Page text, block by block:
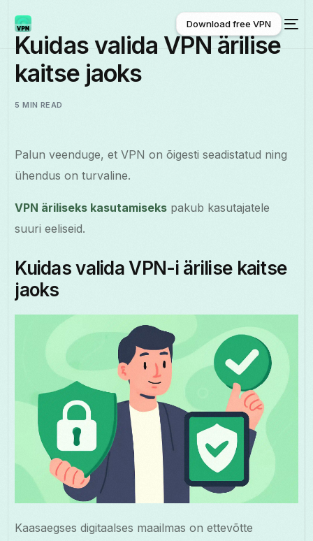
Download free VPN
Download free VPN
Kuidas valida VPN ärilise
kaitse jaoks
5 MIN READ
Palun veenduge, et VPN on õigesti seadistatud ning
ühendus on turvaline.
VPN äriliseks kasutamiseks pakub kasutajatele
suuri eeliseid.
Kuidas valida VPN-i ärilise kaitse
jaoks
Kaasaegses digitaalses maailmas on ettevõtte